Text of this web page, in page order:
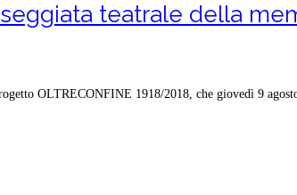
teatrale della
OLTRECONFINE 1918/2018, che giovedì 9